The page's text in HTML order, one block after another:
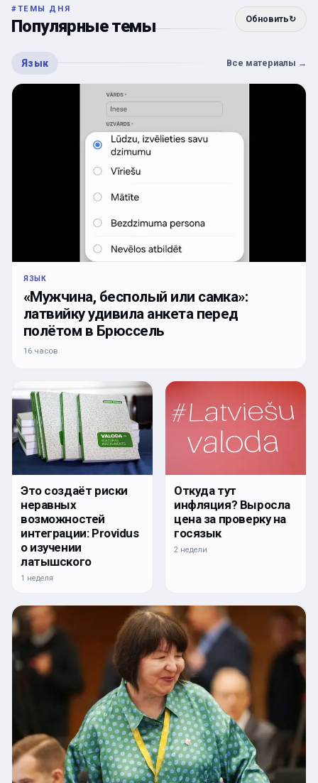
#ТЕМЫ ДНЯ
Популярные темы Обновить↻
Язык Все материалы →
ЯЗЫК
«Мужчина, бесполый или самка»:
латвийку удивила анкета перед
полётом в Брюссель
16 часов
Это создаёт риски
неравных
возможностей
интеграции: Providus
о изучении
латышского
1 неделя
Откуда тут
инфляция? Выросла
цена за проверку на
госязык
2 недели